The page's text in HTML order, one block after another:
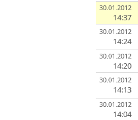
30.01.2012
14:37
30.01.2012
14:24
30.01.2012
14:20
30.01.2012
14:13
30.01.2012
14:04